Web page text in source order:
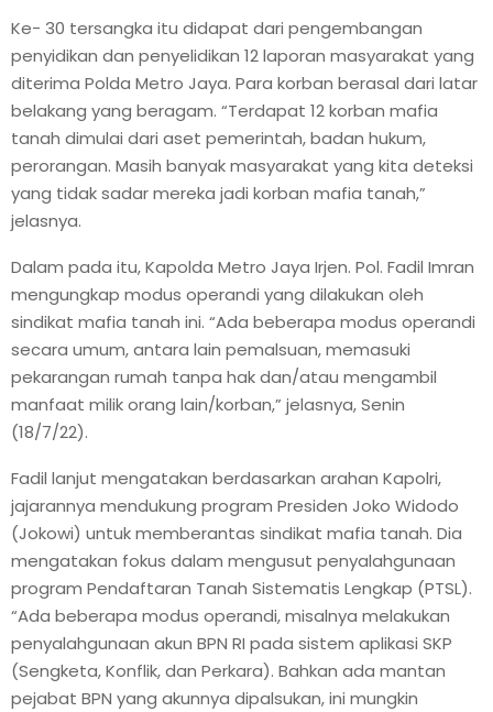
Ke- 30 tersangka itu didapat dari pengembangan
penyidikan dan penyelidikan 12 laporan masyarakat yang
diterima Polda Metro Jaya. Para korban berasal dari latar
belakang yang beragam. “Terdapat 12 korban mafia
tanah dimulai dari aset pemerintah, badan hukum,
perorangan. Masih banyak masyarakat yang kita deteksi
yang tidak sadar mereka jadi korban mafia tanah,”
jelasnya.
Dalam pada itu, Kapolda Metro Jaya Irjen. Pol. Fadil Imran
mengungkap modus operandi yang dilakukan oleh
sindikat mafia tanah ini. “Ada beberapa modus operandi
secara umum, antara lain pemalsuan, memasuki
pekarangan rumah tanpa hak dan/atau mengambil
manfaat milik orang lain/korban,” jelasnya, Senin
(18/7/22).
Fadil lanjut mengatakan berdasarkan arahan Kapolri,
jajarannya mendukung program Presiden Joko Widodo
(Jokowi) untuk memberantas sindikat mafia tanah. Dia
mengatakan fokus dalam mengusut penyalahgunaan
program Pendaftaran Tanah Sistematis Lengkap (PTSL).
“Ada beberapa modus operandi, misalnya melakukan
penyalahgunaan akun BPN RI pada sistem aplikasi SKP
(Sengketa, Konflik, dan Perkara). Bahkan ada mantan
pejabat BPN yang akunnya dipalsukan, ini mungkin